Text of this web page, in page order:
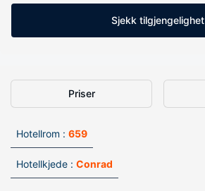
Sjekk tilgjengelighet
Priser
Hotellrom : 659
Hotellkjede : Conrad